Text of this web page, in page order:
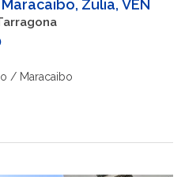
Zulia, VEN
/ Maracaibo